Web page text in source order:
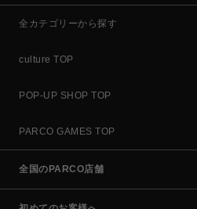
全カテゴリーから探す
culture TOP
POP-UP SHOP TOP
PARCO GAMES TOP
全国のPARCO店舗